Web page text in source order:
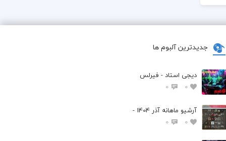
جدیدترین آلبوم ها
دیجی استاد - فیرلس
0
0
آرشیو ماهانه آذر 1404 -
0
0